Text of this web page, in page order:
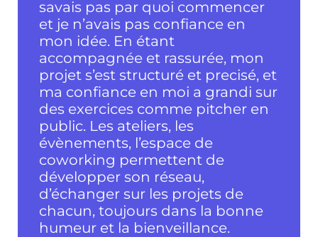
savais pas par quoi commencer
et je n’avais pas confiance en
mon idée. En étant
accompagnée et rassurée, mon
projet s’est structuré et precisé, et
ma confiance en moi a grandi sur
des exercices comme pitcher en
public. Les ateliers, les
évènements, l’espace de
coworking permettent de
développer son réseau,
d’échanger sur les projets de
chacun, toujours dans la bonne
humeur et la bienveillance.